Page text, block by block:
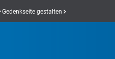
Gedenkseite gestalten